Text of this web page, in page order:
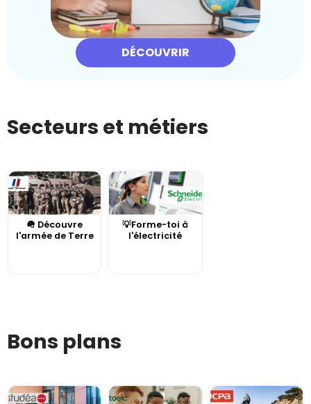
DÉCOUVRIR
Secteurs et métiers
🪖 Découvre
l'armée de Terre
💡Forme-toi à
l'électricité
Bons plans